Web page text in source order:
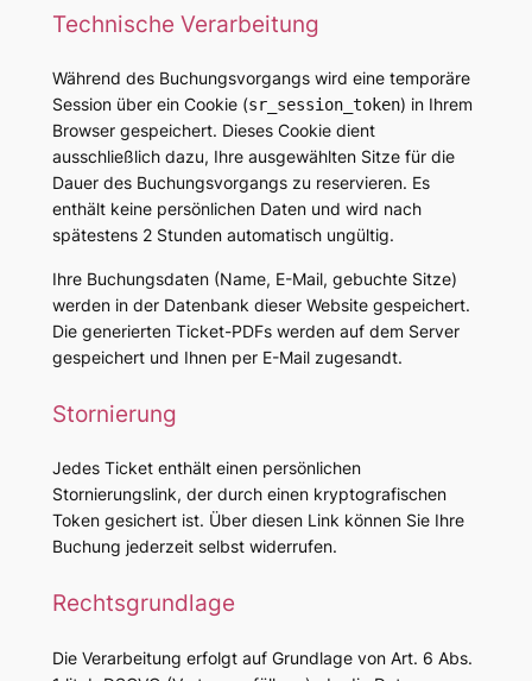
Technische Verarbeitung
Während des Buchungsvorgangs wird eine temporäre
Session über ein Cookie (sr_session_token) in Ihrem
Browser gespeichert. Dieses Cookie dient
ausschließlich dazu, Ihre ausgewählten Sitze für die
Dauer des Buchungsvorgangs zu reservieren. Es
enthält keine persönlichen Daten und wird nach
spätestens 2 Stunden automatisch ungültig.
Ihre Buchungsdaten (Name, E-Mail, gebuchte Sitze)
werden in der Datenbank dieser Website gespeichert.
Die generierten Ticket-PDFs werden auf dem Server
gespeichert und Ihnen per E-Mail zugesandt.
Stornierung
Jedes Ticket enthält einen persönlichen
Stornierungslink, der durch einen kryptografischen
Token gesichert ist. Über diesen Link können Sie Ihre
Buchung jederzeit selbst widerrufen.
Rechtsgrundlage
Die Verarbeitung erfolgt auf Grundlage von Art. 6 Abs.